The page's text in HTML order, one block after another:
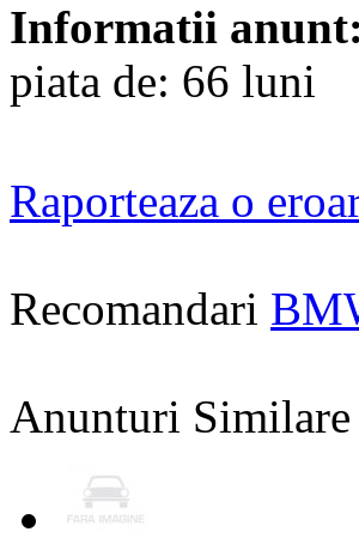
Informatii anunt:
piata de: 66 luni
Raporteaza o
Recomandari
Anunturi Similare